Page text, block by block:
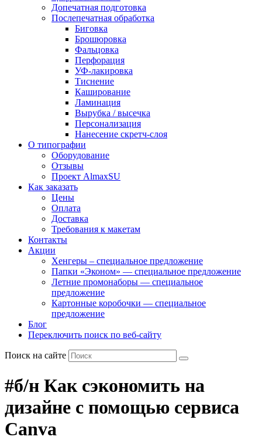
Допечатная подготовка
Послепечатная обработка
Биговка
Брошюровка
Фальцовка
Перфорация
УФ-лакировка
Тиснение
Каширование
Ламинация
Вырубка / высечка
Персонализация
Нанесение скретч-слоя
О типографии
Оборудование
Отзывы
Проект AlmaxSU
Как заказать
Цены
Оплата
Доставка
Требования к макетам
Контакты
Акции
Хенгеры – специальное предложение
Папки «Эконом» — специальное предложение
Летние промонаборы — специальное
предложение
Картонные коробочки — специальное
предложение
Блог
Переключить поиск по веб-сайту
Поиск на сайте
#б/н Как сэкономить на
дизайне с помощью сервиса
Canva